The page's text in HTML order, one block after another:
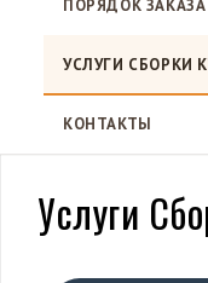
ПОРЯДОК
УСЛУГИ СБОРКИ
КОНТАКТЫ
Услуги